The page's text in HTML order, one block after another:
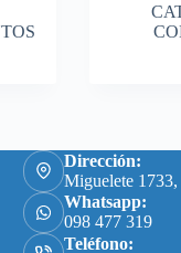
Dirección:
Miguelete
Whatsapp:
098 477 319
Teléfono: